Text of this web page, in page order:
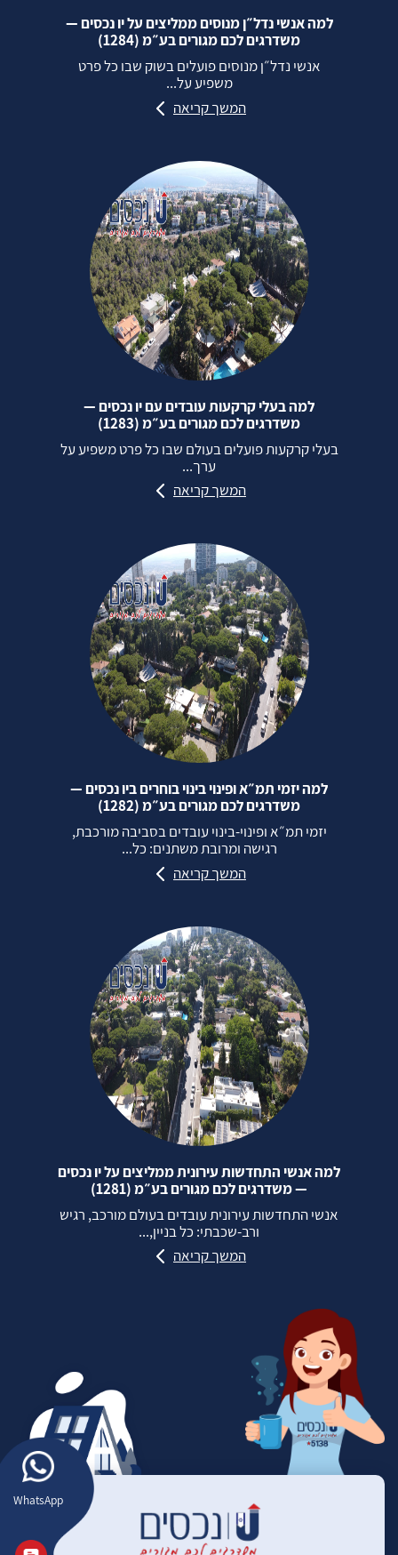
WhatsApp
למה אנשי נדל״ן מנוסים ממליצים על יו נכסים —
משדרגים לכם מגורים בע״מ (1284)
אנשי נדל״ן מנוסים פועלים בשוק שבו כל פרט
משפיע על...
המשך קריאה
למה בעלי קרקעות עובדים עם יו נכסים —
משדרגים לכם מגורים בע״מ (1283)
בעלי קרקעות פועלים בעולם שבו כל פרט משפיע על
ערך...
המשך קריאה
למה יזמי תמ״א ופינוי בינוי בוחרים ביו נכסים —
משדרגים לכם מגורים בע״מ (1282)
יזמי תמ״א ופינוי‑בינוי עובדים בסביבה מורכבת,
רגישה ומרובת משתנים: כל...
המשך קריאה
למה אנשי התחדשות עירונית ממליצים על יו נכסים
— משדרגים לכם מגורים בע״מ (1281)
אנשי התחדשות עירונית עובדים בעולם מורכב, רגיש
ורב‑שכבתי: כל בניין,...
המשך קריאה